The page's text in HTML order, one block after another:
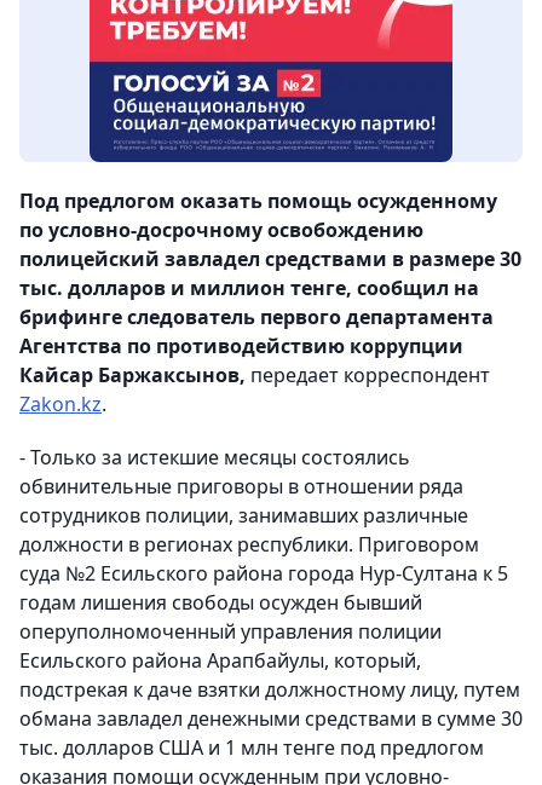
Под предлогом оказать помощь осужденному
по условно-досрочному освобождению
полицейский завладел средствами в размере 30
тыс. долларов и миллион тенге, сообщил на
брифинге следователь первого департамента
Агентства по противодействию коррупции
Кайсар Баржаксынов, передает корреспондент
Zakon.kz.
- Только за истекшие месяцы состоялись
обвинительные приговоры в отношении ряда
сотрудников полиции, занимавших различные
должности в регионах республики. Приговором
суда №2 Есильского района города Нур-Султана к 5
годам лишения свободы осужден бывший
оперуполномоченный управления полиции
Есильского района Арапбайулы, который,
подстрекая к даче взятки должностному лицу, путем
обмана завладел денежными средствами в сумме 30
тыс. долларов США и 1 млн тенге под предлогом
оказания помощи осужденным при условно-